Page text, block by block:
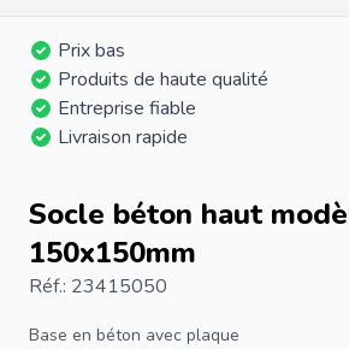
Prix bas
Produits de haute qualité
Entreprise fiable
Livraison rapide
Socle béton haut
150x150mm
Réf.: 23415050
Base en béton avec plaque